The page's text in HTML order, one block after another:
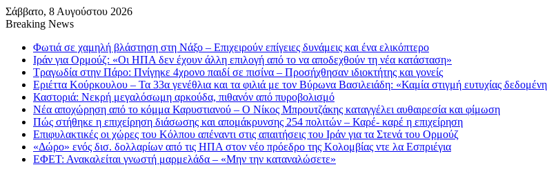
Σάββατο, 8 Αυγούστου 2026
Breaking News
Φωτιά σε χαμηλή βλάστηση στη Νάξο – Επιχειρούν επίγειες δυνάμεις και ένα ελικόπτερο
Ιράν για Ορμούζ: «Οι ΗΠΑ δεν έχουν άλλη επιλογή από το να αποδεχθούν τη νέα κατάσταση»
Τραγωδία στην Πάρο: Πνίγηκε 4χρονο παιδί σε πισίνα – Προσήχθησαν ιδιοκτήτης και γονείς
Εριέττα Κούρκουλου – Τα 33α γενέθλια και τα φιλιά με τον Βύρωνα Βασιλειάδη: «Καμία στιγμή ευτυχίας
Καστοριά: Νεκρή μεγαλόσωμη αρκούδα, πιθανόν από πυροβολισμό
Νέα αποχώρηση από το κόμμα Καρυστιανού – Ο Νίκος Μπρουτζάκης καταγγέλει αυθαιρεσία και φίμωση
Πώς στήθηκε η επιχείρηση διάσωσης και απομάκρυνσης 254 πολιτών – Καρέ- καρέ η επιχείρηση
Επιφυλακτικές οι χώρες του Κόλπου απέναντι στις απαιτήσεις του Ιράν για τα Στενά του Ορμούζ
«Δώρο» ενός δισ. δολλαρίων από τις ΗΠΑ στον νέο πρόεδρο της Κολομβίας ντε λα Εσπριέγια
ΕΦΕΤ: Ανακαλείται γνωστή μαρμελάδα – «Μην την καταναλώσετε»